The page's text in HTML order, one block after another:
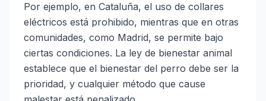
Por ejemplo, en Cataluña, el uso de collares
eléctricos está prohibido, mientras que en otras
comunidades, como Madrid, se permite bajo
ciertas condiciones. La ley de bienestar animal
establece que el bienestar del perro debe ser la
prioridad, y cualquier método que cause